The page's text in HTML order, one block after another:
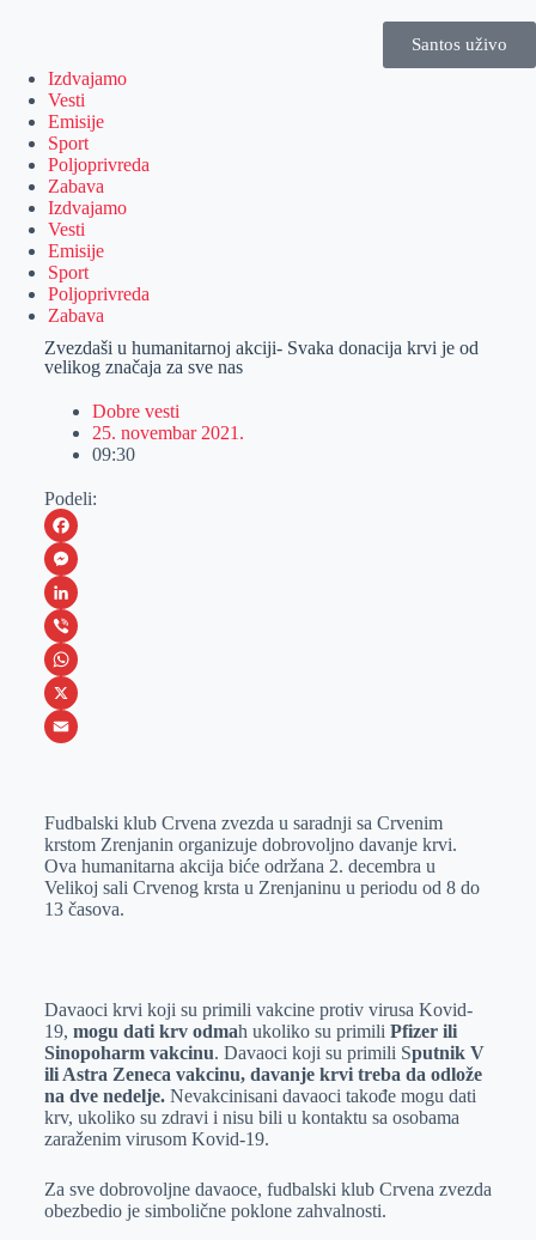
Santos uživo
Izdvajamo
Vesti
Emisije
Sport
Poljoprivreda
Zabava
Izdvajamo
Vesti
Emisije
Sport
Poljoprivreda
Zabava
Zvezdaši u humanitarnoj akciji- Svaka donacija krvi je od
velikog značaja za sve nas
Dobre vesti
25. novembar 2021.
09:30
Podeli:
F
a
c
e
b
o
M
e
s
s
e
e
r
L
i
n
k
I
n
V
i
b
W
h
s
A
p
X
a
i
l
Fudbalski klub Crvena zvezda u saradnji sa Crvenim
krstom Zrenjanin organizuje dobrovoljno davanje krvi.
Ova humanitarna akcija biće održana 2. decembra u
Velikoj sali Crvenog krsta u Zrenjaninu u periodu od 8 do
13 časova.
Davaoci krvi koji su primili vakcine protiv virusa Kovid-
19, mogu dati krv odmah ukoliko su primili Pfizer ili
Sinopoharm vakcinu. Davaoci koji su primili Sputnik V
ili Astra Zeneca vakcinu, davanje krvi treba da odlože
na dve nedelje. Nevakcinisani davaoci takođe mogu dati
krv, ukoliko su zdravi i nisu bili u kontaktu sa osobama
zaraženim virusom Kovid-19.
Za sve dobrovoljne davaoce, fudbalski klub Crvena zvezda
obezbedio je simbolične poklone zahvalnosti.